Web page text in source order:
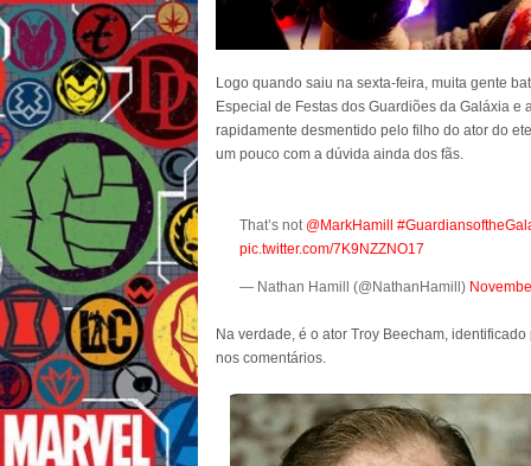
Logo quando saiu na sexta-feira, muita gente
Especial de Festas dos Guardiões da Galáxia e
rapidamente desmentido pelo filho do ator do
um pouco com a dúvida ainda dos fãs.
That’s not @MarkHamill
pic.twitter.com/7K9NZZNO17
— Nathan Hamill (@NathanHamill)
Na verdade, é o ator Troy Beecham,
nos comentários.